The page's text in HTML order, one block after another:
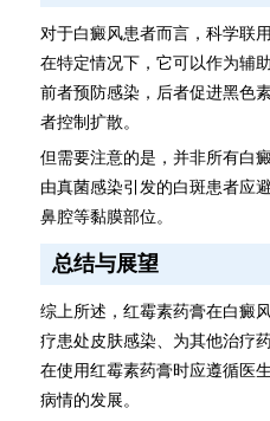
对于白癜风患者而言，科学联
在特定情况下，它可以作为辅
前者预防感染，后者促进黑色
者控制扩散。
但需要注意的是，并非所有白
由真菌感染引发的白斑患者应
鼻腔等黏膜部位。
总结与展望
综上所述，红霉素药膏在白癜
疗患处皮肤感染、为其他治疗
在使用红霉素药膏时应遵循医
病情的发展。